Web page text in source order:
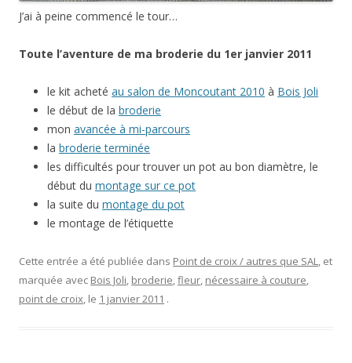
J’ai à peine commencé le tour…
Toute l’aventure de ma broderie du 1er janvier 2011
le kit acheté au salon de Moncoutant 2010 à Bois Joli
le début de la broderie
mon avancée à mi-parcours
la broderie terminée
les difficultés pour trouver un pot au bon diamètre, le
début du montage sur ce pot
la suite du montage du pot
le montage de l’étiquette
Cette entrée a été publiée dans Point de croix / autres que SAL, et
marquée avec Bois Joli, broderie,fleur, nécessaire à couture,
point de croix, le 1 janvier 2011 .